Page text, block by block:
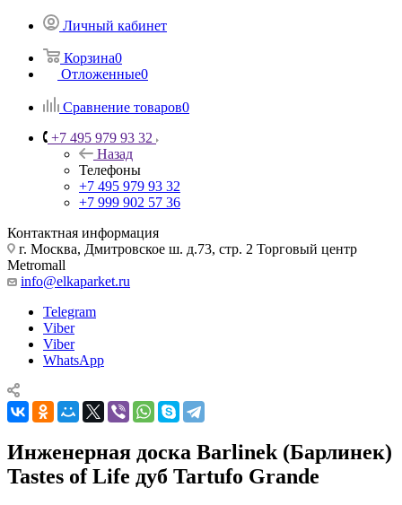
Личный кабинет
Корзина0
Отложенные0
Сравнение товаров0
+7 495 979 93 32
Назад
Телефоны
+7 495 979 93 32
+7 999 902 57 36
Контактная информация
г. Москва, Дмитровское ш. д.73, стр. 2 Торговый центр
Metromall
info@elkaparket.ru
Telegram
Viber
Viber
WhatsApp
Инженерная доска Barlinek (Барлинек)
Tastes of Life дуб Tartufo Grande